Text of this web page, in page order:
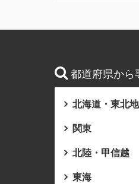
都道府県から
北海道・東北
関東
北陸・甲信越
東海